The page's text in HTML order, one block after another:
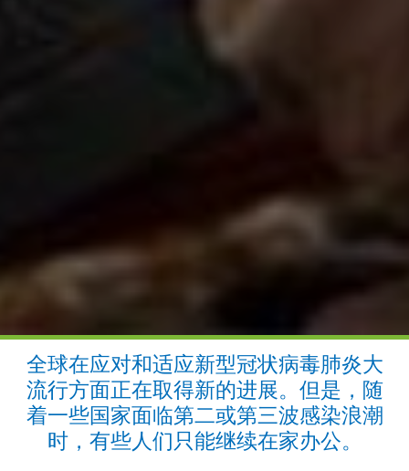
全球在应对和适应新型冠状病毒肺炎大
流行方面正在取得新的进展。但是，随
着一些国家面临第二或第三波感染浪潮
时，有些人们只能继续在家办公。